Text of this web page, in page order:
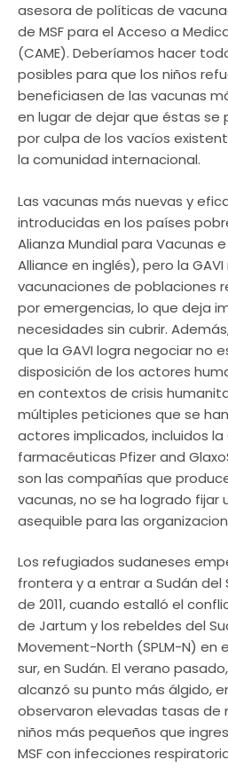
asesora de políticas de
de MSF para el Acceso a
(CAME). Deberíamos hacer
posibles para que los niños
beneficiasen de las vacunas
en lugar de dejar que éstas se
por culpa de los vacíos
la comunidad internacional.
Las vacunas más nuevas y
introducidas en los países
Alianza Mundial para Vacunas
Alliance en inglés), pero la
vacunaciones de poblaciones
por emergencias, lo que deja
necesidades sin cubrir.
que la GAVI logra negociar no
disposición de los actores
en contextos de crisis
múltiples peticiones que se
actores implicados, incluidos la
farmacéuticas Pfizer and
son las compañías que
vacunas, no se ha logrado fijar
asequible para las
Los refugiados sudaneses
frontera y a entrar a Sudán del
de 2011, cuando estalló el
de Jartum y los rebeldes del
Movement-North (SPLM-N) en
sur, en Sudán. El verano
alcanzó su punto más álgido,
observaron elevadas tasas de
niños más pequeños que
MSF con infecciones